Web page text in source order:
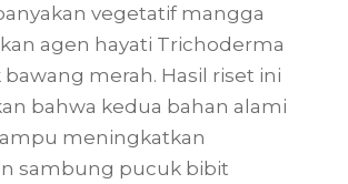
vegetatif mangga
agen hayati Trichoderma
merah. Hasil riset ini
bahwa kedua bahan alami
meningkatkan
sambung pucuk bibit